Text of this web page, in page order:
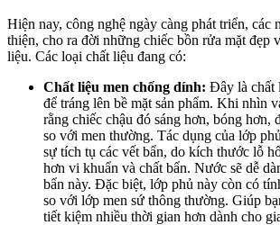
Hiện nay, công nghệ ngày càng phát triển, các
thiện, cho ra đời những chiếc bồn rửa mặt đẹp
liệu. Các loại chất liệu đang có:
Chất liệu men chống dính: Đây là chất
để tráng lên bề mặt sản phẩm. Khi nhìn
rằng chiếc chậu đó sáng hơn, bóng hơn,
so với men thường. Tác dụng của lớp
sự tích tụ các vết bẩn, do kích thước lỗ
hơn vi khuẩn và chất bẩn. Nước sẽ dễ
bẩn này. Đặc biệt, lớp phủ này còn có
so với lớp men sứ thông thường. Giúp
tiết kiệm nhiều thời gian hơn dành cho